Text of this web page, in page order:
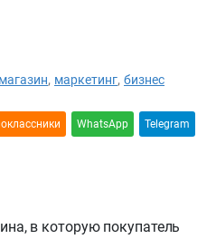
, маркетинг, бизнес
WhatsApp Telegram
в которую покупатель